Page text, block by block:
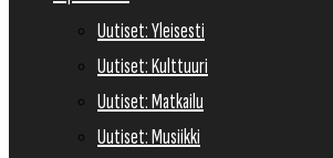
Uutiset: Yleisesti
Uutiset: Kulttuuri
Uutiset: Matkailu
Uutiset: Musiikki